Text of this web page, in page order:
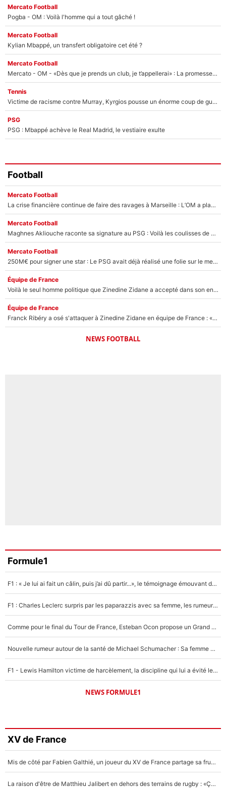
Mercato Football
Pogba - OM : Voilà l'homme qui a tout gâché !
Mercato Football
Kylian Mbappé, un transfert obligatoire cet été ?
Mercato Football
Mercato - OM - «Dès que je prends un club, je t’appellerai» : La promesse de Marcelino au moment de claquer la porte
Tennis
Victime de racisme contre Murray, Kyrgios pousse un énorme coup de gueule !
PSG
PSG : Mbappé achève le Real Madrid, le vestiaire exulte
Football
Mercato Football
La crise financière continue de faire des ravages à Marseille : L’OM a placé 12 joueurs sur le marché des transferts… et ça pourrait lui rapporter près de 100M€ !
Mercato Football
Maghnes Akliouche raconte sa signature au PSG : Voilà les coulisses de son transfert de rêve à 50M€
Mercato Football
250M€ pour signer une star : Le PSG avait déjà réalisé une folie sur le mercato bien avant Neymar !
Équipe de France
Voilà le seul homme politique que Zinedine Zidane a accepté dans son entourage : «Je garde un très bon souvenir de lui»
Équipe de France
Franck Ribéry a osé s'attaquer à Zinedine Zidane en équipe de France : «Je n'aurais jamais fait ça»
NEWS FOOTBALL
Formule1
F1 : « Je lui ai fait un câlin, puis j’ai dû partir...», le témoignage émouvant de Max Verstappen sur sa fille
F1 : Charles Leclerc surpris par les paparazzis avec sa femme, les rumeurs étaient vraies !
Comme pour le final du Tour de France, Esteban Ocon propose un Grand Prix de Formule 1 à Paris : «Autour de l’Arc de Triomphe, ce serait génial» !
Nouvelle rumeur autour de la santé de Michael Schumacher : Sa femme Corinna sort du silence
F1 - Lewis Hamilton victime de harcèlement, la discipline qui lui a évité le pire : «J'aurais probablement mal tourné»
NEWS FORMULE1
XV de France
Mis de côté par Fabien Galthié, un joueur du XV de France partage sa frustration : «ils ne me l’ont pas dit tout de suite»
La raison d'être de Matthieu Jalibert en dehors des terrains de rugby : «Ça m'atteint autant que si tu touches à un membre de ma famille»